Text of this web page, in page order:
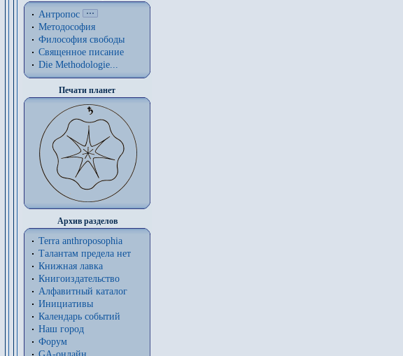
Антропос
Методософия
Философия cвободы
Священное писание
Die Methodologie...
Печати планет
Архив разделов
Terra anthroposophia
Талантам предела нет
Книжная лавка
Книгоиздательство
Алфавитный каталог
Инициативы
Календарь событий
Наш город
Форум